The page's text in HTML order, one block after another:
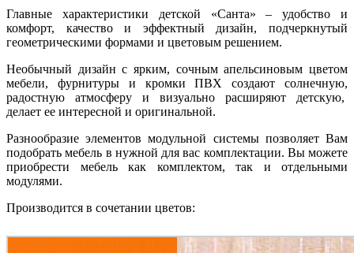
Главные характеристики детской «Санта» – удобство и
комфорт, качество и эффектный дизайн, подчеркнутый
геометрическими формами и цветовым решением.
Необычный дизайн с ярким, сочным апельсиновым цветом
мебели, фурнитуры и кромки ПВХ создают солнечную,
радостную атмосферу и визуально расширяют детскую,
делает ее интересной и оригинальной.
Разнообразие элементов модульной системы позволяет Вам
подобрать мебель в нужной для вас комплектации. Вы можете
приобрести мебель как комплектом, так и отдельными
модулями.
Производится в сочетании цветов: